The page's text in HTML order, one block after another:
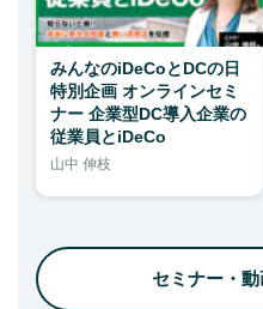
みんなのiDeCoとDCの日
特別企画 オンラインセミ
ナー 企業型DC導入企業の
従業員とiDeCo
山中 伸枝
セミナー・